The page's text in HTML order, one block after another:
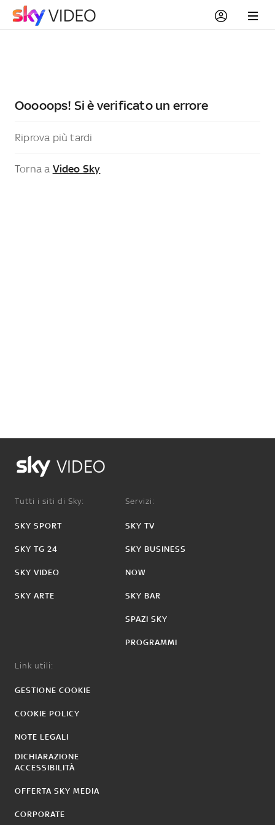
Ooooops! Si è verificato un errore
Riprova più tardi
Torna a Video Sky
VIDEO
Tutti i siti di Sky:
SKY SPORT
SKY TG 24
SKY VIDEO
SKY ARTE
Servizi:
SKY TV
SKY BUSINESS
NOW
SKY BAR
SPAZI SKY
PROGRAMMI
Link utili:
GESTIONE COOKIE
COOKIE POLICY
NOTE LEGALI
DICHIARAZIONE
ACCESSIBILITÀ
OFFERTA SKY MEDIA
CORPORATE